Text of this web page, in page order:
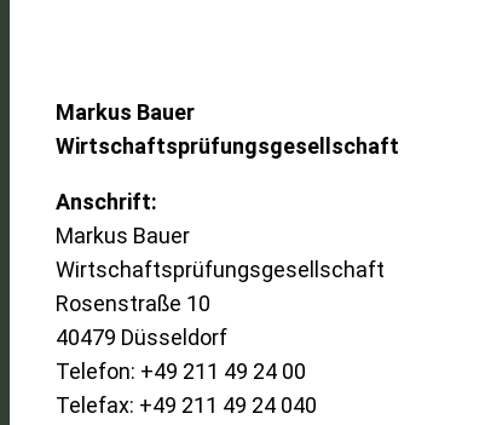
Markus Bauer
Wirtschaftsprüfungsgesellschaft
Anschrift:
Markus Bauer
Wirtschaftsprüfungsgesellschaft
Rosenstraße 10
40479 Düsseldorf
Telefon: +49 211 49 24 00
Telefax: +49 211 49 24 040